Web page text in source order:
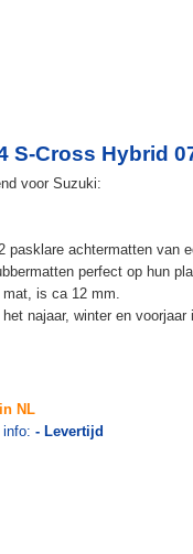
Cross Hybrid
voor Suzuki:
achtermatten van
perfect op hun
is ca 12 mm.
najaar, winter en
NL
info: - Levertijd